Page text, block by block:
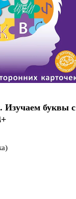
Изучаем буквы с